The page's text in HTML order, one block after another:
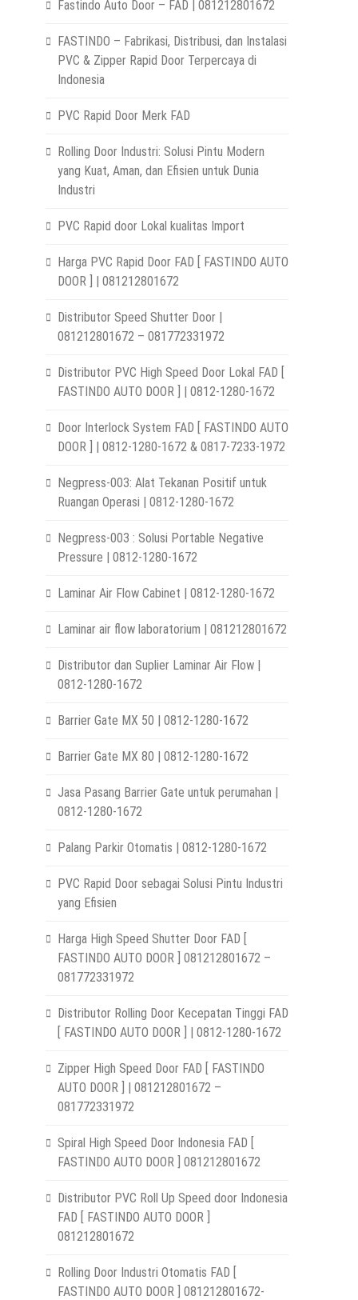
Fastindo Auto Door – FAD | 081212801672
FASTINDO – Fabrikasi, Distribusi, dan Instalasi
PVC & Zipper Rapid Door Terpercaya di
Indonesia
PVC Rapid Door Merk FAD
Rolling Door Industri: Solusi Pintu Modern
yang Kuat, Aman, dan Efisien untuk Dunia
Industri
PVC Rapid door Lokal kualitas Import
Harga PVC Rapid Door FAD [ FASTINDO AUTO
DOOR ] | 081212801672
Distributor Speed Shutter Door |
081212801672 – 081772331972
Distributor PVC High Speed Door Lokal FAD [
FASTINDO AUTO DOOR ] | 0812-1280-1672
Door Interlock System FAD [ FASTINDO AUTO
DOOR ] | 0812-1280-1672 & 0817-7233-1972
Negpress-003: Alat Tekanan Positif untuk
Ruangan Operasi | 0812-1280-1672
Negpress-003 : Solusi Portable Negative
Pressure | 0812-1280-1672
Laminar Air Flow Cabinet | 0812-1280-1672
Laminar air flow laboratorium | 081212801672
Distributor dan Suplier Laminar Air Flow |
0812-1280-1672
Barrier Gate MX 50 | 0812-1280-1672
Barrier Gate MX 80 | 0812-1280-1672
Jasa Pasang Barrier Gate untuk perumahan |
0812-1280-1672
Palang Parkir Otomatis | 0812-1280-1672
PVC Rapid Door sebagai Solusi Pintu Industri
yang Efisien
Harga High Speed Shutter Door FAD [
FASTINDO AUTO DOOR ] 081212801672 –
081772331972
Distributor Rolling Door Kecepatan Tinggi FAD
[ FASTINDO AUTO DOOR ] | 0812-1280-1672
Zipper High Speed Door FAD [ FASTINDO
AUTO DOOR ] | 081212801672 –
081772331972
Spiral High Speed Door Indonesia FAD [
FASTINDO AUTO DOOR ] 081212801672
Distributor PVC Roll Up Speed door Indonesia
FAD [ FASTINDO AUTO DOOR ]
081212801672
Rolling Door Industri Otomatis FAD [
FASTINDO AUTO DOOR ] 081212801672-